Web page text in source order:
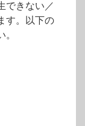
できない／
す。以下の